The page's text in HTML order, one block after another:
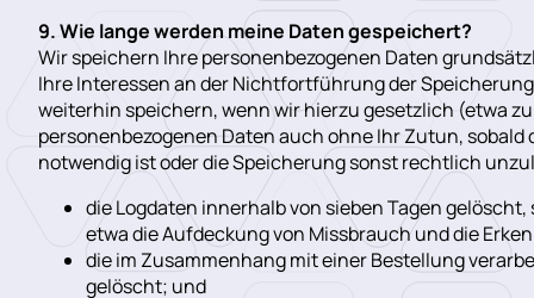
9. Wie lange werden meine Daten gespeichert?
Wir speichern Ihre personenbezogenen Daten
Ihre Interessen an der Nichtfortführung der
weiterhin speichern, wenn wir hierzu gesetzlich (etwa
personenbezogenen Daten auch ohne Ihr Zutun,
notwendig ist oder die Speicherung sonst rechtlich
die Logdaten innerhalb von sieben Tagen
etwa die Aufdeckung von Missbrauch und die
die im Zusammenhang mit einer Bestellung
gelöscht; und